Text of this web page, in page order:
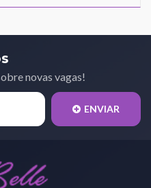
novas vagas!
ENVIAR